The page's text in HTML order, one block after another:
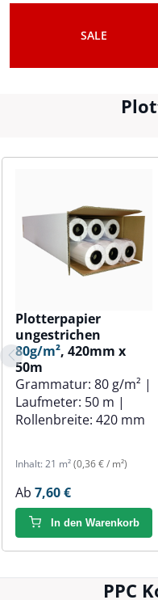
SALE
Plotterpapier
ungestrichen
80g/m², 420mm x
50m
Grammatur: 80 g/m² |
Laufmeter: 50 m |
Rollenbreite: 420 mm
Inhalt: 21 m²(0,36 € / m²)
Ab 7,60 €
In den Warenkorb
PPC